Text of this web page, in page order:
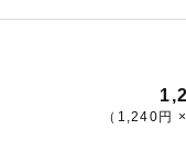
（ 1,240円 ×